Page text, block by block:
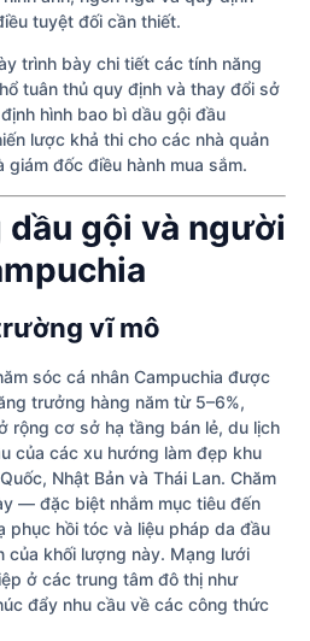
tuyệt đối cần thiết.
trình bày chi tiết các tính năng
tuân thủ quy định và thay đổi sở
hình bao bì dầu gội đầu
lược khả thi cho các nhà quản
đốc điều hành mua sắm.
dầu gội và người
vĩ mô
sóc cá nhân Campuchia được
trưởng hàng năm từ 5–6%,
rộng cơ sở hạ tầng bán lẻ, du lịch
của các xu hướng làm đẹp khu
Nhật Bản và Thái Lan. Chăm
— đặc biệt nhắm mục tiêu đến
phục hồi tóc và liệu pháp da đầu
khối lượng này. Mạng lưới
ở các trung tâm đô thị như
đẩy nhu cầu về các công thức